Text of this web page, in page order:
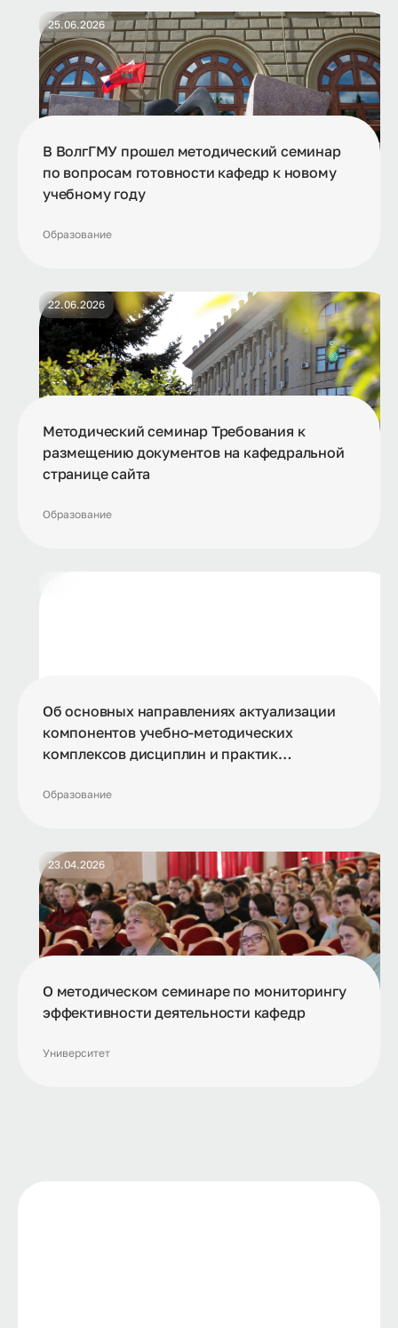
25.06.2026
В ВолгГМУ прошел методический семинар
по вопросам готовности кафедр к новому
учебному году
Образование
22.06.2026
Методический семинар Требования к
размещению документов на кафедральной
странице сайта
Образование
Об основных направлениях актуализации
компонентов учебно-методических
комплексов дисциплин и практик
специалитета и магистратуры на 2026-2027
Образование
23.04.2026
О методическом семинаре по мониторингу
эффективности деятельности кафедр
Университет